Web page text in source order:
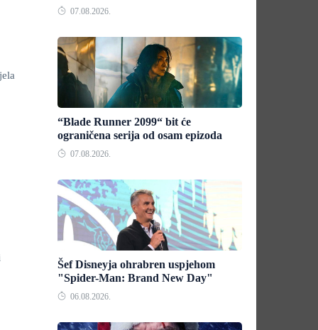
07.08.2026.
“Blade Runner 2099“ bit će
ograničena serija od osam epizoda
07.08.2026.
Šef Disneyja ohrabren uspjehom
"Spider-Man: Brand New Day"
06.08.2026.